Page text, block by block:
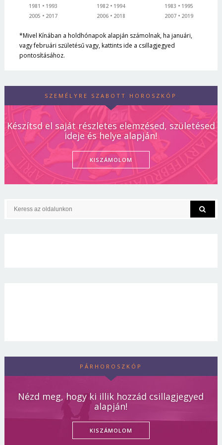
1981
1993
2005
2017
1982
1994
2006
2018
1983
1995
2007
2019
*Mivel Kínában a holdhónapok alapján számolnak, ha januári,
vagy februári születésű vagy, kattints ide a csillagjegyed
pontosításához.
SZEMÉLYRE SZABOTT HOROSZKÓP
Készítsd el saját részletes elemzésed, születésed
ideje és helye alapján!
KISZÁMOLOM
PÁRHOROSZKÓP
Nézd meg, hogy ki illik hozzád csillagjegyed
alapján!
KISZÁMOLOM